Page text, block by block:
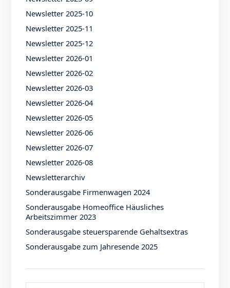
Newsletter 2025-10
Newsletter 2025-11
Newsletter 2025-12
Newsletter 2026-01
Newsletter 2026-02
Newsletter 2026-03
Newsletter 2026-04
Newsletter 2026-05
Newsletter 2026-06
Newsletter 2026-07
Newsletter 2026-08
Newsletterarchiv
Sonderausgabe Firmenwagen 2024
Sonderausgabe Homeoffice Häusliches
Arbeitszimmer 2023
Sonderausgabe steuersparende Gehaltsextras
Sonderausgabe zum Jahresende 2025